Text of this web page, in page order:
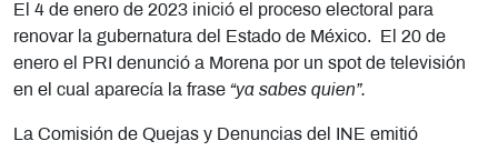
El 4 de enero de 2023 inició el proceso electoral para
renovar la gubernatura del Estado de México. El 20 de
enero el PRI denunció a Morena por un spot de televisión
en el cual aparecía la frase “ya sabes quien”.
La Comisión de Quejas y Denuncias del INE emitió